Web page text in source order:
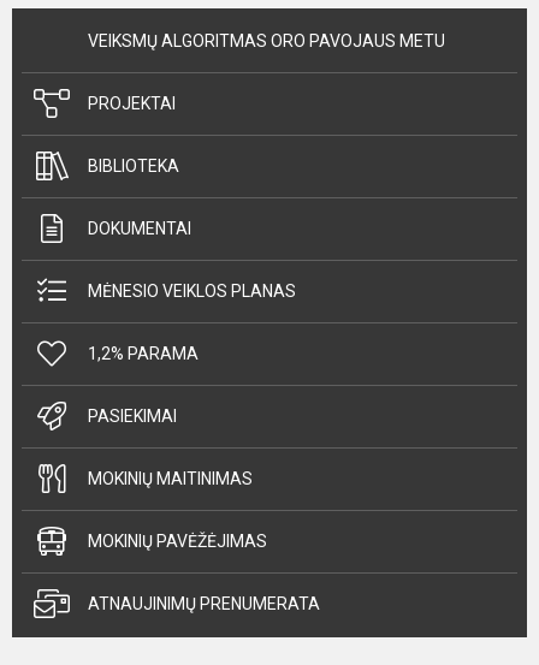
VEIKSMŲ ALGORITMAS ORO PAVOJAUS METU
PROJEKTAI
BIBLIOTEKA
DOKUMENTAI
MĖNESIO VEIKLOS PLANAS
1,2% PARAMA
PASIEKIMAI
MOKINIŲ MAITINIMAS
MOKINIŲ PAVĖŽĖJIMAS
ATNAUJINIMŲ PRENUMERATA